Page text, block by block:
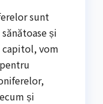
sunt
și
capitol, vom
și